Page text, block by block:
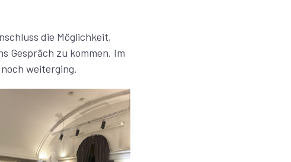
die Möglichkeit,
Gespräch zu kommen. Im
weiterging.